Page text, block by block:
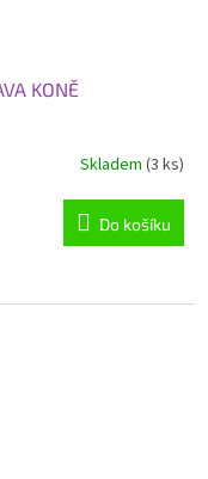
KONĚ
Skladem (3 ks)
Do košíku